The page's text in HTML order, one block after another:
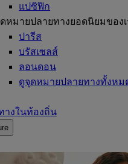
แปซิฟิก
หมายปลายทางยอดนิยมของเ
ปารีส
บรัสเซลส์
ลอนดอน
ดูจุดหมายปลายทางทั้งหม
างในท้องถิ่น